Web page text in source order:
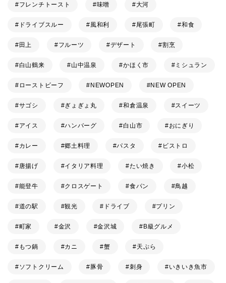
フレンチトースト 味噌 大河
ドライブスルー 風和利 尾張町 和食
田上 フルーツ デザート 割烹
白山鶴来 山中温泉 かほく市 ミシュラン
ローストビーフ NEWOPEN NEW OPEN
サゴシ ぎょぎょ丸 和倉温泉 スイーツ
アイス ハンバーグ 白山市 おにぎり
カレー 郷土料理 パスタ ビストロ
唐揚げ イタリア料理 たい焼き 小松
能登牛 クロスゲート 食パン 鳥越
道の駅 観光 ドライブ プリン
町家 金沢 金沢城 B級グルメ
もつ鍋 カニ 蟹 天ぷら
ソフトクリーム 豚骨 刺身 いきいき魚市